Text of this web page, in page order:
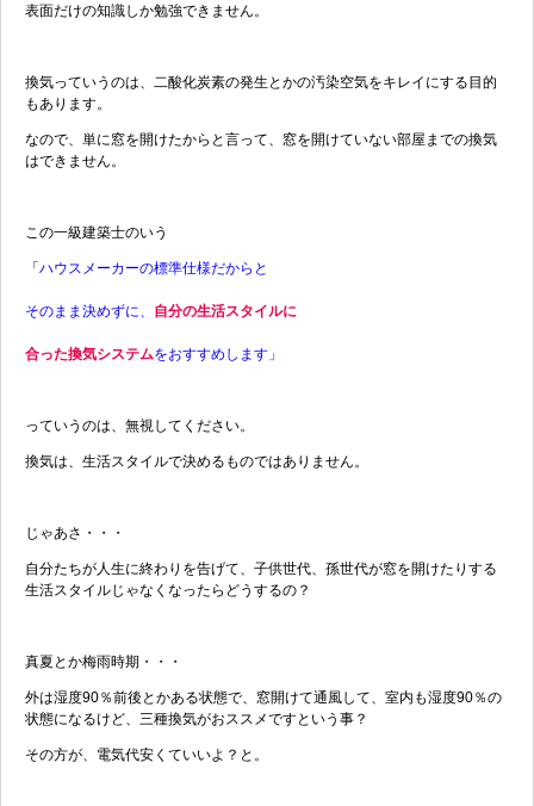
表面だけの知識しか勉強できません。
換気っていうのは、二酸化炭素の発生とかの汚染空気をキレイにする目的
もあります。
なので、単に窓を開けたからと言って、窓を開けていない部屋までの換気
はできません。
この一級建築士のいう
「 ハウスメーカーの標準仕様だからと
そのまま決めずに、 自分の生活スタイルに
合った換気システムをおすすめします」
っていうのは、無視してください。
換気は、生活スタイルで決めるものではありません。
じゃあさ・・・
自分たちが人生に終わりを告げて、子供世代、孫世代が窓を開けたりする
生活スタイルじゃなくなったらどうするの？
真夏とか梅雨時期・・・
外は湿度90％前後とかある状態で、窓開けて通風して、室内も湿度90％の
状態になるけど、三種換気がおススメですという事？
その方が、電気代安くていいよ？と。